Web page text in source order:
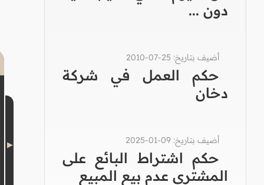
دون ...
أضيف بتاريخ: 25-07-2010
حكم العمل في شركة
دخان
أضيف بتاريخ: 09-01-2025
حكم اشتراط البائع على
المشتري عدم بيع المبيع